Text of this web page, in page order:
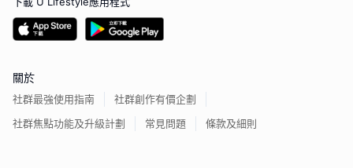
關於
社群最強使用指南
社群創作有價企劃
社群焦點功能及升級計劃
常見問題 條款及細則